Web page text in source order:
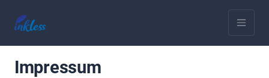
Impressum